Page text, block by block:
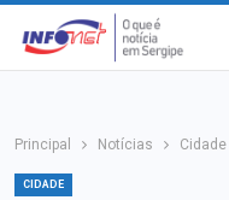
Principal Notícias Cidade
CIDADE